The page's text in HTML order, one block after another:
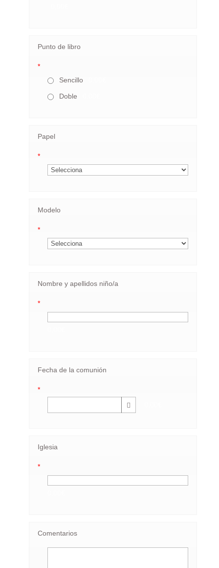
Punto de libro
*
Sencillo
Doble
Papel
*
Modelo
*
Nombre y apellidos niño/a
*
Fecha de la comunión
*
Iglesia
*
Comentarios